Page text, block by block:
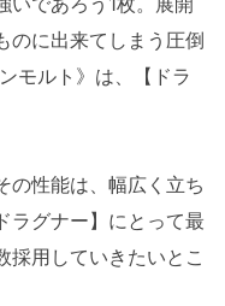
のに出来てしまう圧倒
モルト》は、【ドラ
の性能は、幅広く立ち
ラグナー】にとって最
採用していきたいとこ